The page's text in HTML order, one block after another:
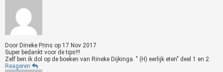
Door Dineke Prins op 17 Nov 2017
Super bedankt voor de tips!!!
Zelf ben ik dol op de boeken van Rineke Dijkinga. " (H) eerlijk eten" deel 1 en 2.
Reageren